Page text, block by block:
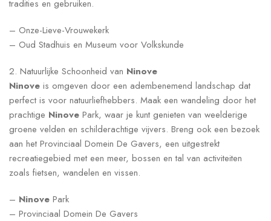
tradities en gebruiken.
– Onze-Lieve-Vrouwekerk
– Oud Stadhuis en Museum voor Volkskunde
2. Natuurlijke Schoonheid van Ninove
Ninove is omgeven door een adembenemend landschap dat
perfect is voor natuurliefhebbers. Maak een wandeling door het
prachtige Ninove Park, waar je kunt genieten van weelderige
groene velden en schilderachtige vijvers. Breng ook een bezoek
aan het Provinciaal Domein De Gavers, een uitgestrekt
recreatiegebied met een meer, bossen en tal van activiteiten
zoals fietsen, wandelen en vissen.
– Ninove Park
– Provinciaal Domein De Gavers